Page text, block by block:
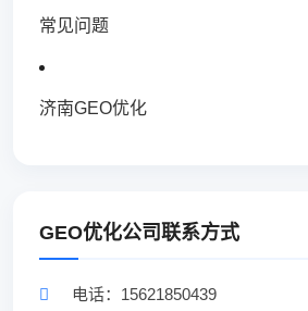
常见问题
济南GEO优化
GEO优化公司联系方式
电话：15621850439